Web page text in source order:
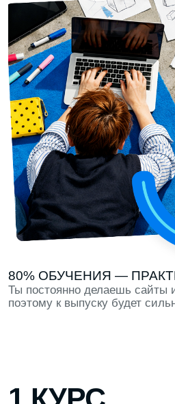
80% ОБУЧЕНИЯ — ПРАКТИКА
Ты постоянно делаешь сайты и
поэтому к выпуску будет сильное
1 КУРС
Профориентация в течение всего
тест-драйв 6 направлений и первые